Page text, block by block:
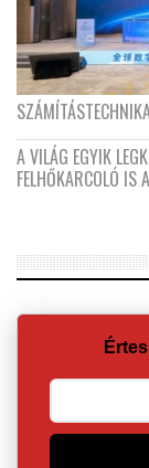
A VILÁG EGYIK
FELHŐKARCOLÓ IS